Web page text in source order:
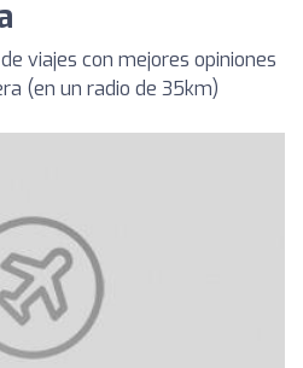
viajes con mejores opiniones
(en un radio de 35km)